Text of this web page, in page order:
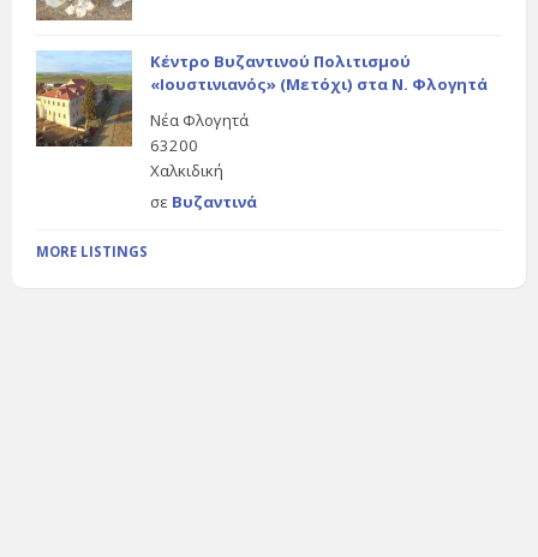
Κέντρο Βυζαντινού Πολιτισμού
«Ιουστινιανός» (Μετόχι) στα Ν. Φλογητά
Νέα Φλογητά
63200
Χαλκιδική
σε Βυζαντινά
MORE LISTINGS